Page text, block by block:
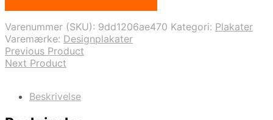
99,00 kr..84,00 kr..
Varenummer (SKU): 9dd1206ae470 Kategori: Plakater
Varemærke: Designplakater
Previous Product
Next Product
Beskrivelse